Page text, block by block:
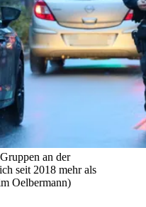
an der
seit 2018 mehr als
Oelbermann)